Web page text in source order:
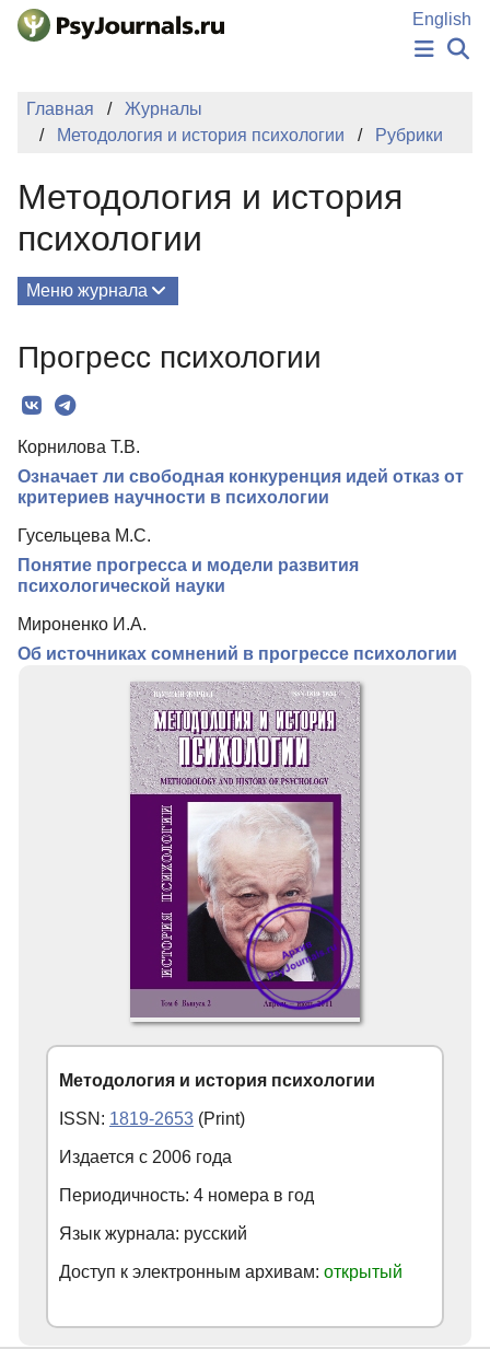
Перейти к основному содержанию
English
НОВОСТИ
АВТОРЫ
БАЗА ЗНАНИЙ
Регистрация
Главная
Журналы
Методология и история психологии
Рубрики
Методология и история
психологии
Меню журнала
О Журнале
Редколлегия
Рубрики
Подписка
Контакты
Прогресс психологии
Корнилова Т.В.
Означает ли свободная конкуренция идей отказ от
критериев научности в психологии
Гусельцева М.С.
Понятие прогресса и модели развития
психологической науки
Мироненко И.А.
Об источниках сомнений в прогрессе психологии
Методология и история психологии
ISSN: 1819-2653 (Print)
Издается с 2006 года
Периодичность: 4 номера в год
Язык журнала: русский
Доступ к электронным архивам: открытый